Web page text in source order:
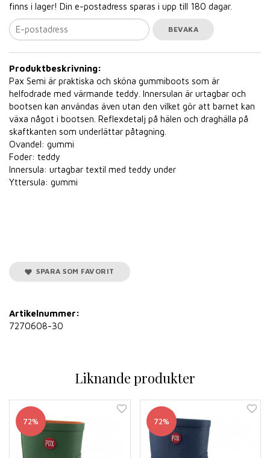
finns i lager! Din e-postadress sparas i upp till 180 dagar.
BEVAKA
Produktbeskrivning:
Pax Semi är praktiska och sköna gummiboots som är
helfodrade med värmande teddy. Innersulan är urtagbar och
bootsen kan användas även utan den vilket gör att barnet kan
växa något i bootsen. Reflexdetalj på hälen och draghälla på
skaftkanten som underlättar påtagning.
Ovandel: gummi
Foder: teddy
Innersula: urtagbar textil med teddy under
Yttersula: gummi
SPARA SOM FAVORIT
Artikelnummer:
7270608-30
Liknande produkter
72% 72%